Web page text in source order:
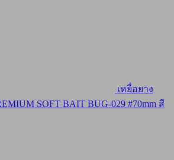
เหยื่อยาง
SOFT BAIT BUG-029 #70mm สี